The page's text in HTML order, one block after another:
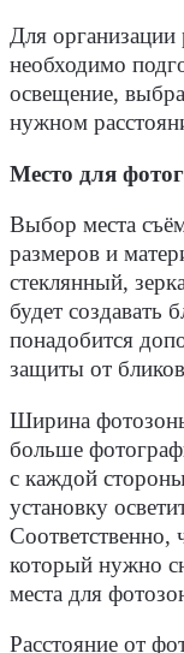
Для организации
необходимо
освещение,
нужном
Место для
Выбор места
размеров и
стеклянный,
будет создавать
понадобится
защиты от
Ширина
больше
с каждой
установку
Соответственно,
который нужно
места для
Расстояние от